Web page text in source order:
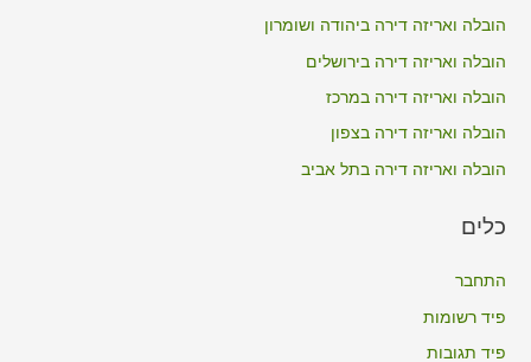
o
r
:
הובלה ואריזה דירה ביהודה ושומרון
הובלה ואריזה דירה בירושלים
הובלה ואריזה דירה במרכז
הובלה ואריזה דירה בצפון
הובלה ואריזה דירה בתל אביב
כלים
התחבר
פיד רשומות
פיד תגובות